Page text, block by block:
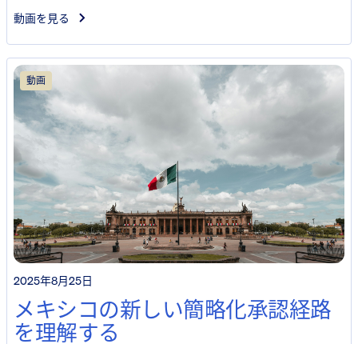
動画を見る
動画
2025年8月25日
メキシコの新しい簡略化承認経路
を理解する